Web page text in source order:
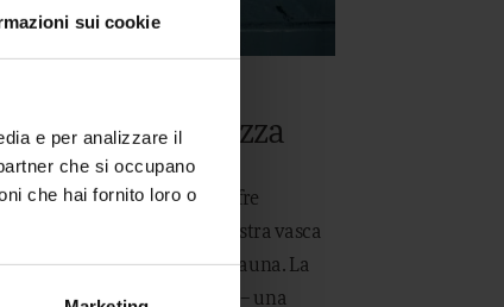
sui cookie
e per analizzare il
che si occupano
che hai fornito loro o
sulla terrazza
di Fleres, il Feuerstein offre
bagno nel ghiaccio. La nostra vasca
dopo una sessione di sauna. La
intensificano l’esperienza – una